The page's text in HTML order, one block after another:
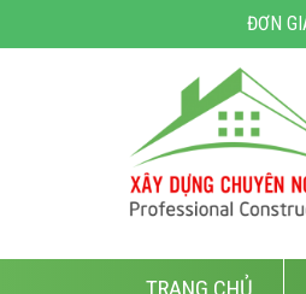
ĐƠN GIÁ XÂY THÔ